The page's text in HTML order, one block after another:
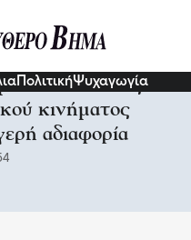
ΠολιτικήΨυχαγωγία
Παπάς»: Τα
κινήματος
αδιαφορία